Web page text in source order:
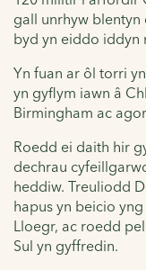
gall unrhyw
byd yn eiddo iddyn
Yn fuan ar ôl torri
yn gyflym iawn â
Birmingham ac
Roedd ei daith hir
dechrau
heddiw. Treuliodd
hapus yn beicio
Lloegr, ac roedd
Sul yn gyffredin.